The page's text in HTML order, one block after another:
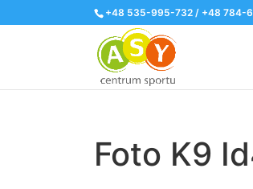
+48 535-995-732 / +48 784-
Foto K9